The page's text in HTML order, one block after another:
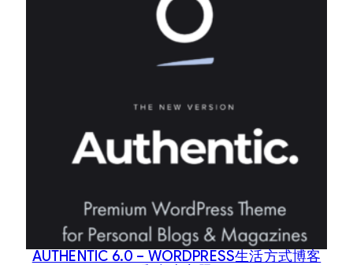
AUTHENTIC 6.0 – WORDPRESS生活方式博客